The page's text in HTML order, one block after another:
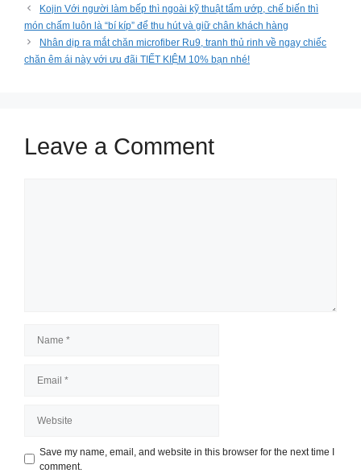
Kojin Với người làm bếp thì ngoài kỹ thuật tẩm ướp, chế biến thì
món chấm luôn là “bí kíp” để thu hút và giữ chân khách hàng
Nhân dịp ra mắt chăn microfiber Ru9, tranh thủ rinh về ngay chiếc
chăn êm ái này với ưu đãi TIẾT KIỆM 10% bạn nhé!
Leave a Comment
Save my name, email, and website in this browser for the next time I
comment.